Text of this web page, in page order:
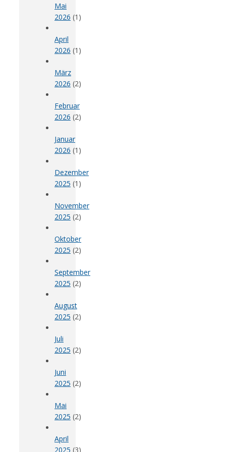
Mai
2026 (1)
April
2026 (1)
März
2026 (2)
Februar
2026 (2)
Januar
2026 (1)
Dezember
2025 (1)
November
2025 (2)
Oktober
2025 (2)
September
2025 (2)
August
2025 (2)
Juli
2025 (2)
Juni
2025 (2)
Mai
2025 (2)
April
2025 (3)